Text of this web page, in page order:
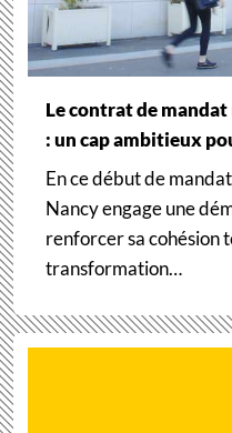
Le contrat de
: un cap ambitieux
En ce début de
Nancy engage une
renforcer sa cohésion
transformation…